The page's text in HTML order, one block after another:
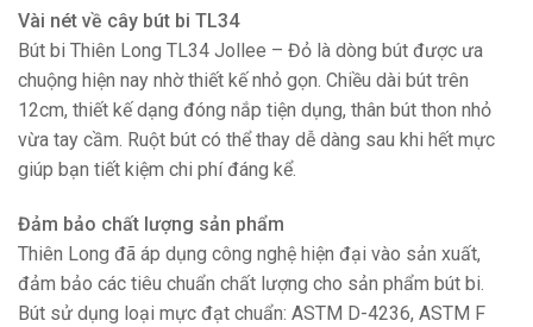
Vài nét về cây bút bi TL34
Bút bi Thiên Long TL34 Jollee – Đỏ là dòng bút được ưa
chuộng hiện nay nhờ thiết kế nhỏ gọn. Chiều dài bút trên
12cm, thiết kế dạng đóng nắp tiện dụng, thân bút thon nhỏ
vừa tay cầm. Ruột bút có thể thay dễ dàng sau khi hết mực
giúp bạn tiết kiệm chi phí đáng kể.
Đảm bảo chất lượng sản phẩm
Thiên Long đã áp dụng công nghệ hiện đại vào sản xuất,
đảm bảo các tiêu chuẩn chất lượng cho sản phẩm bút bi.
Bút sử dụng loại mực đạt chuẩn: ASTM D-4236, ASTM F